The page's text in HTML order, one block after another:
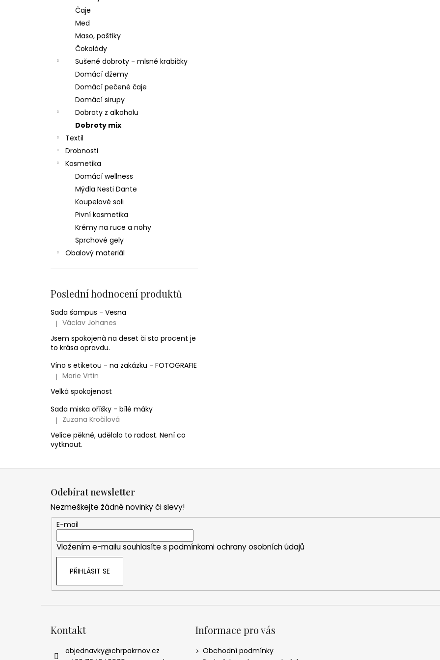
Čaje
Med
Maso, paštiky
Čokolády
Sušené dobroty - mlsné krabičky
Domácí džemy
Domácí pečené čaje
Domácí sirupy
Dobroty z alkoholu
Dobroty mix
Textil
Drobnosti
Kosmetika
Domácí wellness
Mýdla Nesti Dante
Koupelové soli
Pivní kosmetika
Krémy na ruce a nohy
Sprchové gely
Obalový materiál
Poslední hodnocení produktů
Sada šampus - Vesna
Hodnocení produktu je 5 z 5 hvězdiček.
| Václav Johanes
Jsem spokojenà na deset či sto procent je
to krása opravdu.
Víno s etiketou - na zakázku - FOTOGRAFIE
Hodnocení produktu je 5 z 5 hvězdiček.
| Marie Vrtin
Velká spokojenost
Sada miska oříšky - bílé máky
Hodnocení produktu je 5 z 5 hvězdiček.
| Zuzana Kročilová
Velice pěkné, udělalo to radost. Není co
vytknout.
Odebírat newsletter
Nezmeškejte žádné novinky či slevy!
E-mail
Vložením e-mailu souhlasíte s podmínkami ochrany osobních údajů
PŘIHLÁSIT SE
Kontakt
objednavky@chrpakrnov.cz
Informace pro vás
Obchodní podmínky